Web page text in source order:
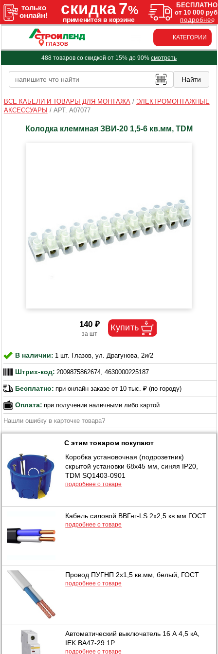
ГЛАЗОВ
КАТЕГОРИИ
488 товаров со скидкой от 15% до 90% смотреть
ВСЕ КАБЕЛИ И ТОВАРЫ ДЛЯ МОНТАЖА/ ЭЛЕКТРОМОНТАЖНЫЕ
АКСЕССУАРЫ / АРТ. A07077
Колодка клеммная ЗВИ-20 1,5-6 кв.мм, TDM
140 ₽
В наличии: 1 шт. Глазов, ул. Драгунова, 2и/2
Штрих-код: 2009875862674, 4630000225187
Бесплатно: при онлайн заказе от 10 тыс. ₽ (по городу)
Оплата: при получении наличными либо картой
Нашли ошибку в карточке товара?
С этим товаром покупают
Коробка установочная (подрозетник)
скрытой установки 68х45 мм, синяя IP20,
TDM SQ1403-0901
подробнее о товаре
Кабель силовой ВВГнг-LS 2х2,5 кв.мм ГОСТ
подробнее о товаре
Провод ПУГНП 2х1,5 кв.мм, белый, ГОСТ
подробнее о товаре
Автоматический выключатель 16 А 4,5 кА,
IEK ВА47-29 1Р
подробнее о товаре